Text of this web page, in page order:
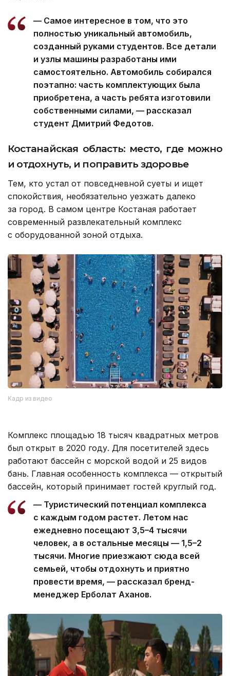
— Самое интересное в том, что это
полностью уникальный автомобиль,
созданный руками студентов. Все детали
и узлы машины разработаны ими
самостоятельно. Автомобиль собирался
поэтапно: часть комплектующих была
приобретена, а часть ребята изготовили
собственными силами, — рассказал
студент Дмитрий Федотов.
Костанайская область: место, где можно
и отдохнуть, и поправить здоровье
Тем, кто устал от повседневной суеты и ищет
спокойствия, необязательно уезжать далеко
за город. В самом центре Костаная работает
современный развлекательный комплекс
с оборудованной зоной отдыха.
Кадр из видео
Комплекс площадью 18 тысяч квадратных метров
был открыт в 2020 году. Для посетителей здесь
работают бассейн с морской водой и 25 видов
бань. Главная особенность комплекса — открытый
бассейн, который принимает гостей круглый год.
— Туристический потенциал комплекса
с каждым годом растет. Летом нас
ежедневно посещают 3,5–4 тысячи
человек, а в остальные месяцы — 1,5–2
тысячи. Многие приезжают сюда всей
семьей, чтобы отдохнуть и приятно
провести время, — рассказал бренд-
менеджер Ерболат Аханов.